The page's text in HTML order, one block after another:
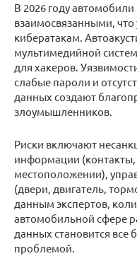
В 2026 году автомобили
взаимосвязанными, что
кибератакам.
мультимедийной
для хакеров.
слабые пароли и
данных создают
злоумышленников.
Риски включают
информации
местоположении),
(двери, двигатель,
данным экспертов,
автомобильной сфере
данных становится все
проблемой.